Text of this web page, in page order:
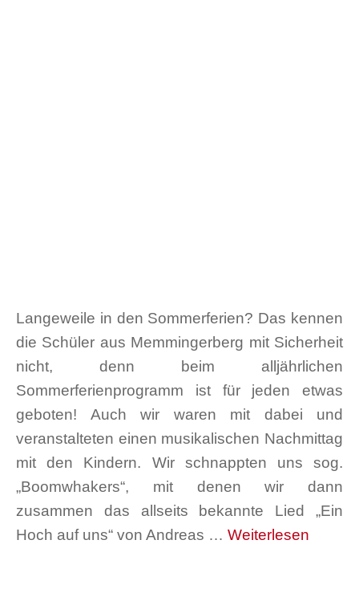
Langeweile in den Sommerferien? Das kennen
die Schüler aus Memmingerberg mit Sicherheit
nicht, denn beim alljährlichen
Sommerferienprogramm ist für jeden etwas
geboten! Auch wir waren mit dabei und
veranstalteten einen musikalischen Nachmittag
mit den Kindern. Wir schnappten uns sog.
„Boomwhakers“, mit denen wir dann
zusammen das allseits bekannte Lied „Ein
Hoch auf uns“ von Andreas … Weiterlesen